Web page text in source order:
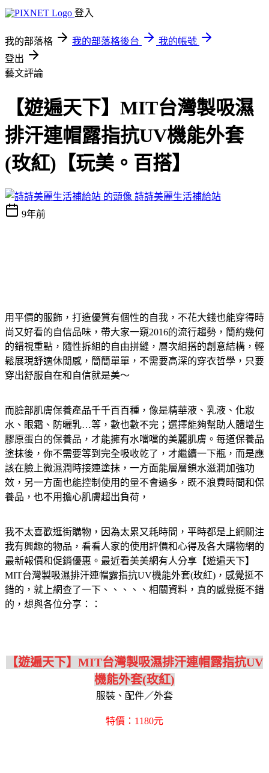
登入
我的部落格 我的部落格後台
我的帳號
登出
藝文評論
【遊遍天下】MIT台灣製吸濕
排汗連帽露指抗UV機能外套
(玫紅)【玩美。百搭】
詩詩美麗生活補給站
9年前
用平價的服飾，打造優質有個性的自我，不花大錢也能穿得時
尚又好看的自信品味，帶大家一窺2016的流行趨勢，簡約幾何
的錯視重點，隨性拆組的自由拼縫，層次組搭的創意結構，輕
鬆展現舒適休閒感，簡簡單單，不需要高深的穿衣哲學，只要
穿出舒服自在和自信就是美～
而臉部肌膚保養產品千千百百種，像是精華液、乳液、化妝
水、眼霜、防曬乳…等，數也數不完；選擇能夠幫助人體增生
膠原蛋白的保養品，才能擁有水噹噹的美麗肌膚。每道保養品
塗抹後，你不需要等到完全吸收乾了，才繼續一下瓶，而是應
該在臉上微濕潤時接連塗抹，一方面能層層鎖水滋潤加強功
效，另一方面也能控制使用的量不會過多，既不浪費時間和保
養品，也不用擔心肌膚超出負荷，
我不太喜歡逛街購物，因為太累又耗時間，平時都是上網關注
我有興趣的物品，看看人家的使用評價和心得及各大購物網的
最新報價和促銷優惠。最近看美美網有人分享【遊遍天下】
MIT台灣製吸濕排汗連帽露指抗UV機能外套(玫紅)，感覺挺不
錯的，就上網查了一下、、、、、相關資料，真的感覺挺不錯
的，想與各位分享：：
【遊遍天下】MIT台灣製吸濕排汗連帽露指抗UV
機能外套(玫紅)
服裝、配件／外套
特價：1180元